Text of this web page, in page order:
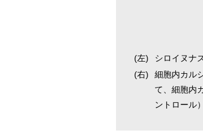
(左)
シロイヌナ
(右)
細胞内カル
て、細胞内
ントロール